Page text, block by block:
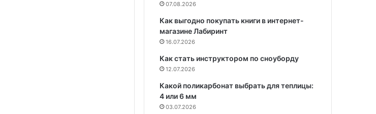
07.08.2026
Как выгодно покупать книги в интернет-
магазине Лабиринт
16.07.2026
Как стать инструктором по сноуборду
12.07.2026
Какой поликарбонат выбрать для теплицы:
4 или 6 мм
03.07.2026